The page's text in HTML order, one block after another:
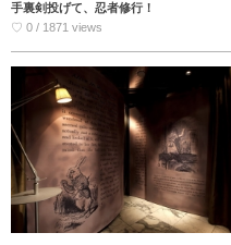
手裏剣投げて、忍者修行！
♡ 0 / 1871 views